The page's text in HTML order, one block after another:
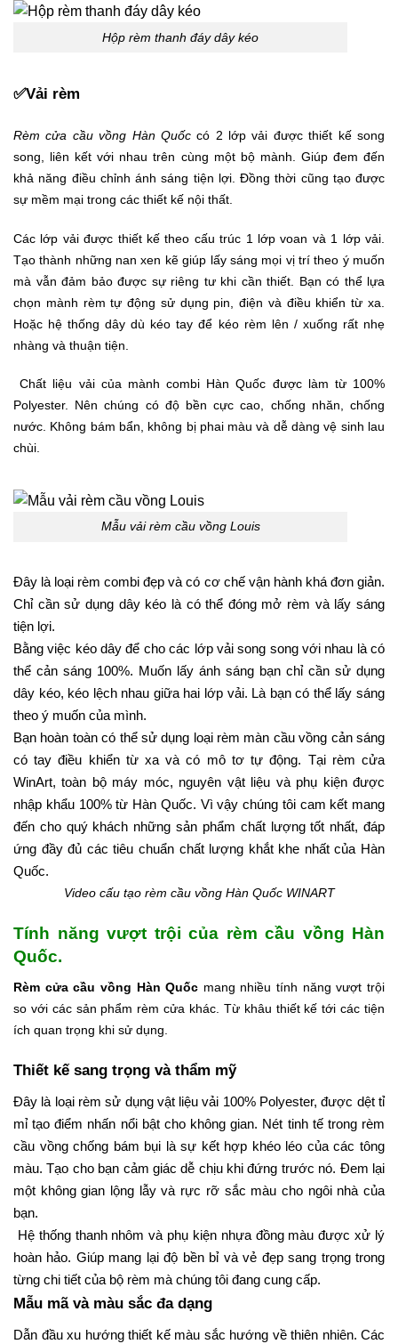
Hộp rèm thanh đáy dây kéo
✅Vải rèm
Rèm cửa cầu vồng Hàn Quốccó 2 lớp vải được thiết kế song
song, liên kết với nhau trên cùng một bộ mành. Giúp đem đến
khả năng điều chỉnh ánh sáng tiện lợi. Đồng thời cũng tạo được
sự mềm mại trong các thiết kế nội thất.
Các lớp vải được thiết kế theo cấu trúc 1 lớp voan và 1 lớp vải.
Tạo thành những nan xen kẽ giúp lấy sáng mọi vị trí theo ý muốn
mà vẫn đảm bảo được sự riêng tư khi cần thiết. Bạn có thể lựa
chọn mành rèm tự động sử dụng pin, điện và điều khiển từ xa.
Hoặc hệ thống dây dù kéo tay để kéo rèm lên / xuống rất nhẹ
nhàng và thuận tiện.
Chất liệu vải của mành combi Hàn Quốc được làm từ 100%
Polyester. Nên chúng có độ bền cực cao, chống nhăn, chống
nước. Không bám bẩn, không bị phai màu và dễ dàng vệ sinh lau
chùi.
Mẫu vải rèm cầu vồng Louis
Đây là loại rèm combi đẹp và có cơ chế vận hành khá đơn giản.
Chỉ cần sử dụng dây kéo là có thể đóng mở rèm và lấy sáng
tiện lợi.
Bằng việc kéo dây để cho các lớp vải song song với nhau là có
thể cản sáng 100%. Muốn lấy ánh sáng bạn chỉ cần sử dụng
dây kéo, kéo lệch nhau giữa hai lớp vải. Là bạn có thể lấy sáng
theo ý muốn của mình.
Bạn hoàn toàn có thể sử dụng loại rèm màn cầu vồng cản sáng
có tay điều khiển từ xa và có mô tơ tự động. Tại rèm cửa
WinArt, toàn bộ máy móc, nguyên vật liệu và phụ kiện được
nhập khẩu 100% từ Hàn Quốc. Vì vậy chúng tôi cam kết mang
đến cho quý khách những sản phẩm chất lượng tốt nhất, đáp
ứng đầy đủ các tiêu chuẩn chất lượng khắt khe nhất của Hàn
Quốc.
Video cấu tạo rèm cầu vồng Hàn Quốc WINART
Tính năng vượt trội của rèm cầu vồng Hàn
Quốc.
Rèm cửa cầu vồng Hàn Quốc mang nhiều tính năng vượt trội
so với các sản phẩm rèm cửa khác. Từ khâu thiết kế tới các tiện
ích quan trọng khi sử dụng.
Thiết kế sang trọng và thẩm mỹ
Đây là loại rèm sử dụng vật liệu vải 100% Polyester, được dệt tỉ
mỉ tạo điểm nhấn nổi bật cho không gian. Nét tinh tế trong rèm
cầu vồng chống bám bụi là sự kết hợp khéo léo của các tông
màu. Tạo cho bạn cảm giác dễ chịu khi đứng trước nó. Đem lại
một không gian lộng lẫy và rực rỡ sắc màu cho ngôi nhà của
bạn.
Hệ thống thanh nhôm và phụ kiện nhựa đồng màu được xử lý
hoàn hảo. Giúp mang lại độ bền bỉ và vẻ đẹp sang trọng trong
từng chi tiết của bộ rèm mà chúng tôi đang cung cấp.
Mẫu mã và màu sắc đa dạng
Dẫn đầu xu hướng thiết kế màu sắc hướng về thiên nhiên. Các